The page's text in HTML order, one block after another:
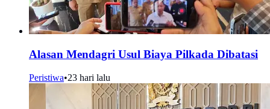
Alasan Mendagri Usul Biaya Pilkada Dibatasi
Peristiwa•23 hari lalu